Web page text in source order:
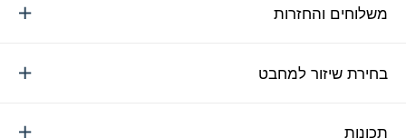
משלוחים והחזרות
בחירת שיזור למחבט
תכונות